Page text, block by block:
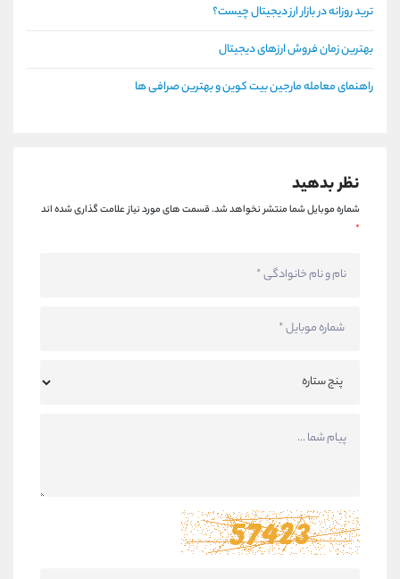
ترید روزانه در بازار ارز دیجیتال چیست؟
بهترین زمان فروش ارزهای دیجیتال
راهنمای معامله مارجین بیت کوین و بهترین صرافی ها
نظر بدهید
شماره موبایل شما منتشر نخواهد شد.قسمت های مورد نیاز علامت گذاری شده اند
*